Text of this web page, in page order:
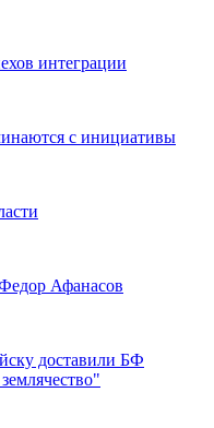
интеграции
с инициативы
Афанасов
доставили БФ